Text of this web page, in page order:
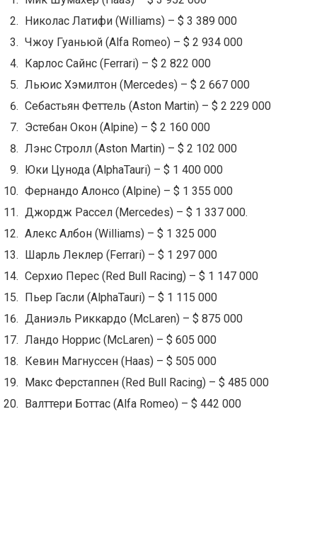
Николас Латифи (Williams) – $ 3 389 000
Чжоу Гуаньюй (Alfa Romeo) – $ 2 934 000
Карлос Сайнс (Ferrari) – $ 2 822 000
Льюис Хэмилтон (Mercedes) – $ 2 667 000
Себастьян Феттель (Aston Martin) – $ 2 229 000
Эстебан Окон (Alpine) – $ 2 160 000
Лэнс Стролл (Aston Martin) – $ 2 102 000
Юки Цунода (AlphaTauri) – $ 1 400 000
Фернандо Алонсо (Alpine) – $ 1 355 000
Джордж Рассел (Mercedes) – $ 1 337 000.
Алекс Албон (Williams) – $ 1 325 000
Шарль Леклер (Ferrari) – $ 1 297 000
Серхио Перес (Red Bull Racing) – $ 1 147 000
Пьер Гасли (AlphaTauri) – $ 1 115 000
Даниэль Риккардо (McLaren) – $ 875 000
Ландо Норрис (McLaren) – $ 605 000
Кевин Магнуссен (Haas) – $ 505 000
Макс Ферстаппен (Red Bull Racing) – $ 485 000
Валттери Боттас (Alfa Romeo) – $ 442 000